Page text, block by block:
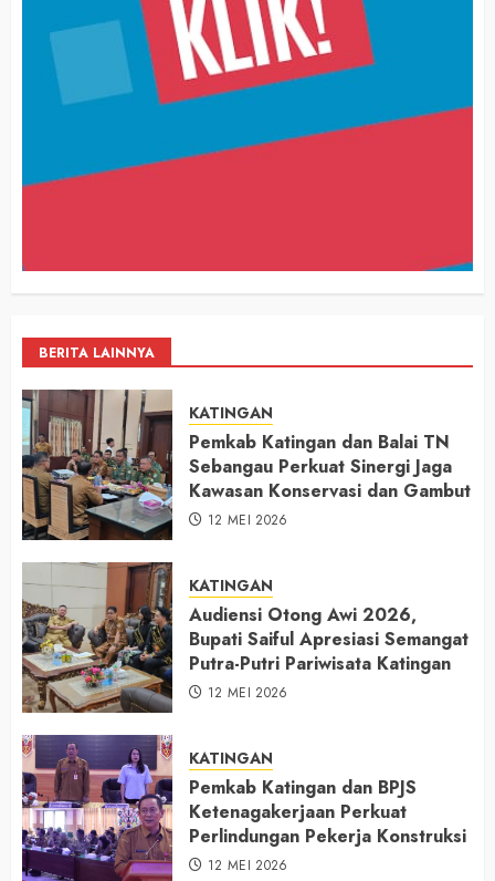
BERITA LAINNYA
KATINGAN
Pemkab Katingan dan Balai TN
Sebangau Perkuat Sinergi Jaga
Kawasan Konservasi dan Gambut
12 MEI 2026
KATINGAN
Audiensi Otong Awi 2026,
Bupati Saiful Apresiasi Semangat
Putra-Putri Pariwisata Katingan
12 MEI 2026
KATINGAN
Pemkab Katingan dan BPJS
Ketenagakerjaan Perkuat
Perlindungan Pekerja Konstruksi
12 MEI 2026